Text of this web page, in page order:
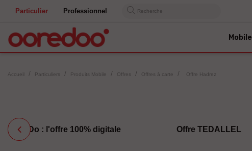
Particulier Professionnel Recherche
Mobile
Accueil Particuliers Produits Mobile Offres Offres à carte Offre Hadrez
Do : l'offre 100% digitale Offre TEDALLEL